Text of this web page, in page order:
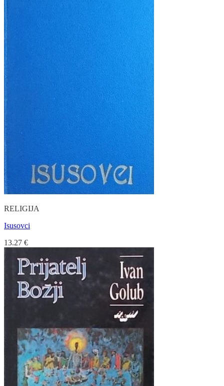
RELIGIJA
Isusovci
13.27 €